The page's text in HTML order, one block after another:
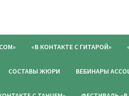
«В КОНТАКТЕ С ГИТАРОЙ»
СОСТАВЫ ЖЮРИ ВЕБИНАРЫ